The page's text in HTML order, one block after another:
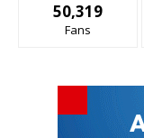
50,319
Fans